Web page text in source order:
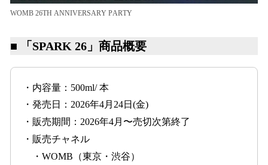
WOMB 26TH ANNIVERSARY PARTY
■ 「SPARK 26」商品概要
・内容量：500ml/ 本
・発売日：2026年4月24日(金)
・販売期間：2026年4月〜売切次第終了
・販売チャネル
・WOMB（東京・渋谷）